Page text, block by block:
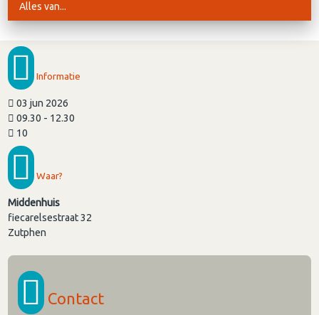
Alles van...
Informatie
03 jun 2026
09.30 - 12.30
10
Waar?
Middenhuis
fiecarelsestraat 32
Zutphen
Contact